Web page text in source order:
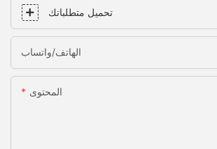
تحميل متطلباتك
الهاتف/واتساب
المحتوى